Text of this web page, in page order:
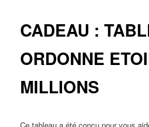
CADEAU :
ORDONNE
MILLIONS